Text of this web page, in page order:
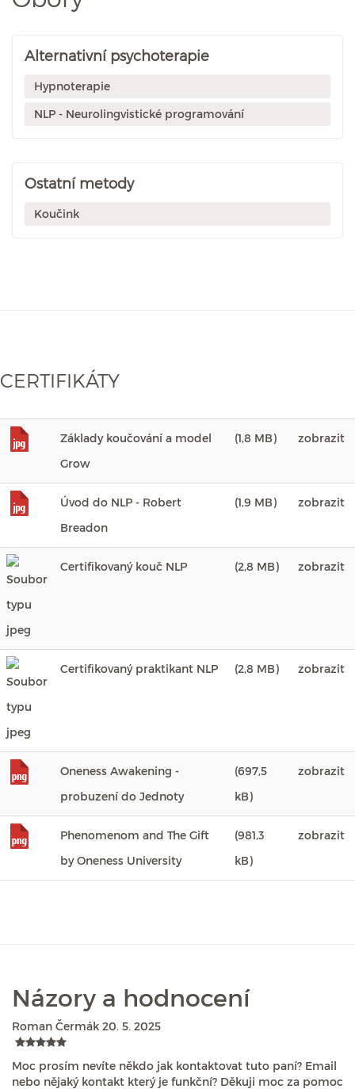
Alternativní psychoterapie
Hypnoterapie
NLP - Neurolingvistické programování
Ostatní metody
Koučink
CERTIFIKÁTY
Základy koučování a model
Grow
(1,8 MB) zobrazit
Úvod do NLP - Robert
Breadon
(1,9 MB) zobrazit
Certifikovaný kouč NLP (2,8 MB) zobrazit
Certifikovaný praktikant NLP (2,8 MB) zobrazit
Oneness Awakening -
probuzení do Jednoty
(697,5
kB)
zobrazit
Phenomenom and The Gift
by Oneness University
(981,3
kB)
zobrazit
Názory a hodnocení
Roman Čermák 20. 5. 2025
Moc prosím nevíte někdo jak kontaktovat tuto paní? Email
nebo nějaký kontakt který je funkční? Děkuji moc za pomoc